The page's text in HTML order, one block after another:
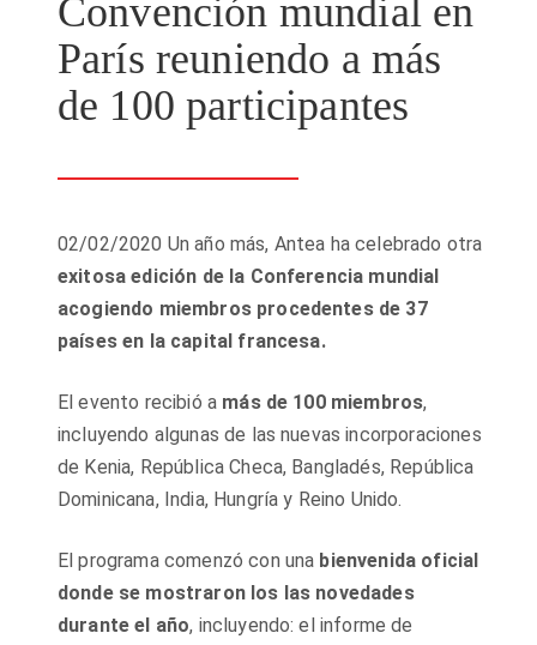
Convención mundial en
París reuniendo a más
de 100 participantes
02/02/2020 Un año más, Antea ha celebrado otra
exitosa edición de la Conferencia mundial
acogiendo miembros procedentes de 37
países en la capital francesa.
El evento recibió a más de 100 miembros,
incluyendo algunas de las nuevas incorporaciones
de Kenia, República Checa, Bangladés, República
Dominicana, India, Hungría y Reino Unido.
El programa comenzó con una bienvenida oficial
donde se mostraron los las novedades
durante el año, incluyendo: el informe de